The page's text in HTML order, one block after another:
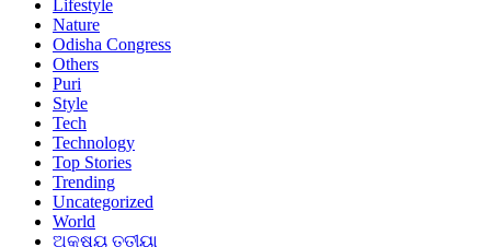
Lifestyle
Nature
Odisha Congress
Others
Puri
Style
Tech
Technology
Top Stories
Trending
Uncategorized
World
ଅକ୍ଷୟ ତୃତୀୟା